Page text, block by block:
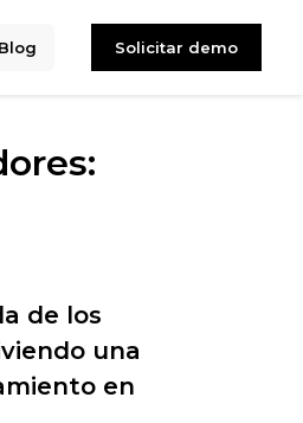
Blog Solicitar demo
de los
una
en